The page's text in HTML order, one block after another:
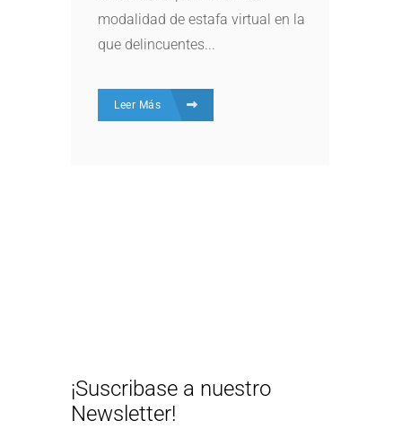
modalidad de estafa virtual en la
que delincuentes...
Leer Más
¡Suscribase a nuestro
Newsletter!